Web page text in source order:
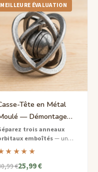
MEILLEURE ÉVALUATION
Tête en Métal
— Démontage
Orbital Difficile
trois anneaux
emboîtés— un
élégant casse-tête en métal
qui exige une pensée
aiguisée et des mains
€25,99 €